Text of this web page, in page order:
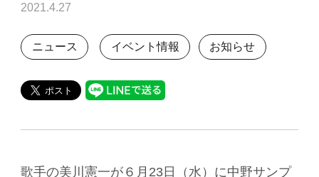
2021.4.27
ニュース イベント情報 お知らせ
歌手の美川憲一が６月23日（水）に中野サンプ